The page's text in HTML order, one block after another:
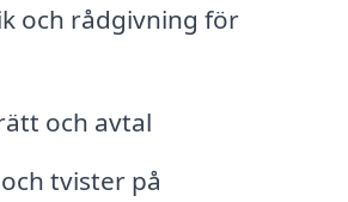
och rådgivning för
och avtal
tvister på